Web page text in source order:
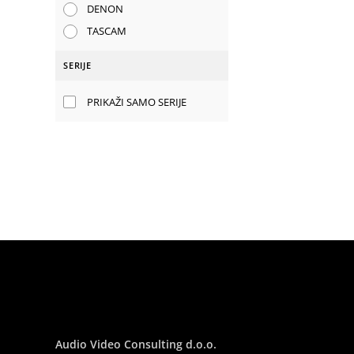
DENON
TASCAM
SERIJE
PRIKAŽI SAMO SERIJE
Audio Video Consulting d.o.o.